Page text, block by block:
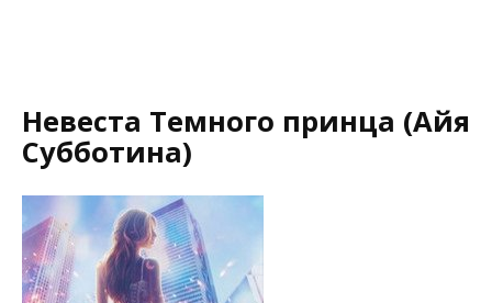
Невеста Темного принца (Айя
Субботина)